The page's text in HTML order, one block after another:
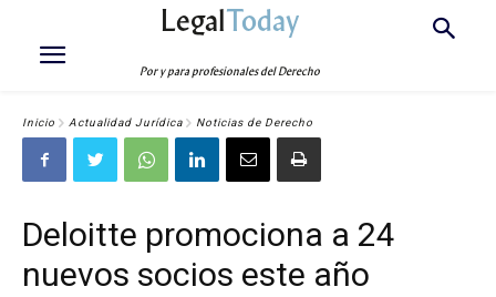
LegalToday
Por y para profesionales del Derecho
Inicio Actualidad Jurídica Noticias de Derecho
Deloitte promociona a 24
nuevos socios este año